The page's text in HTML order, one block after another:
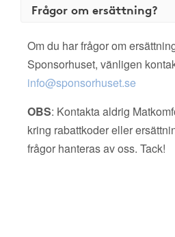
Frågor om ersättning?
Om du har frågor om
Sponsorhuset, vänligen
info@sponsorhuset.se
OBS: Kontakta aldrig
kring rabattkoder eller
frågor hanteras av oss. Tack!